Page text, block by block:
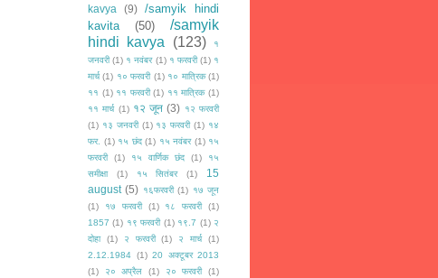
kavya
(9)
/samyik hindi
kavita
(50)
/samyik
hindi kavya
(123)
१
जनवरी (1) १ नवंबर (1) १ फरवरी (1) १
मार्च (1) १० फरवरी (1) १० मात्रिक (1)
११ (1) ११ फरवरी (1) ११ मात्रिक (1)
११ मार्च (1) १२ जून (3) १२ फरवरी
(1) १३ जनवरी (1) १३ फरवरी (1) १४
फर. (1) १५ छंद (1) १५ नवंबर (1) १५
फरवरी
(1) १५ वार्णिक छंद (1)
१५
समीक्षा
(1) १५ सितंबर (1)
15
august (5) १६फरवरी (1) १७ जून
(1)
१७ फरवरी (1) १८ फरवरी
(1)
1857 (1) १९ फरवरी (1) १९.7 (1) २
दोहा
(1) २ फरवरी (1) २ मार्च
(1)
2.12.1984 (1) 20 अक्टूबर 2013
(1)
२० अप्रैल (1) २० फरवरी
(1)